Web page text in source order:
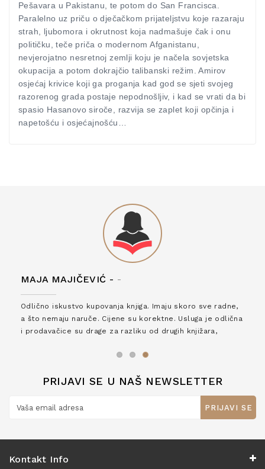
Pešavara u Pakistanu, te potom do San Francisca.
Paralelno uz priču o dječačkom prijateljstvu koje razaraju
strah, ljubomora i okrutnost koja nadmašuje čak i onu
političku, teče priča o modernom Afganistanu,
nevjerojatno nesretnoj zemlji koju je načela sovjetska
okupacija a potom dokrajčio talibanski režim. Amirov
osjećaj krivice koji ga proganja kad god se sjeti svojeg
razorenog grada postaje nepodnošljiv, i kad se vrati da bi
spasio Hasanovo siroče, razvija se zaplet koji opčinja i
napetošću i osjećajnošću…
MAJA MAJIČEVIĆ - -
Odlično iskustvo kupovanja knjiga. Imaju skoro sve radne,
a što nemaju naruče. Cijene su korektne. Usluga je odlična
i prodavačice su drage za razliku od drugih knjižara,
PRIJAVI SE U NAŠ NEWSLETTER
PRIJAVI SE
Kontakt Info